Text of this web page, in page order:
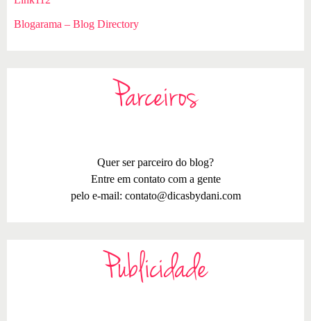
Blogarama – Blog Directory
Parceiros
Quer ser parceiro do blog?
Entre em contato com a gente
pelo e-mail: contato@dicasbydani.com
Publicidade